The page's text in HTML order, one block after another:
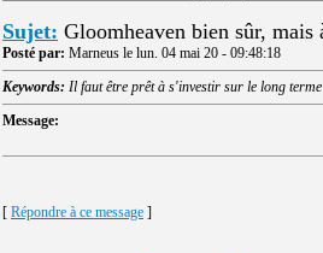
Sujet: Gloomheaven bien sûr, mais
Posté par: Marneus le lun. 04 mai 20 - 09:48:18
Keywords: Il faut être prêt à s'investir sur le long terme
Message:
[ Répondre à ce message ]